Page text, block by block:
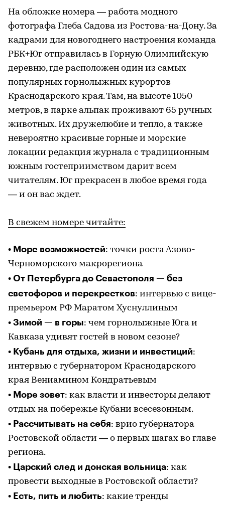
На обложке номера — работа модного
фотографа Глеба Садова из Ростова-на-Дону. За
кадрами для новогоднего настроения команда
РБК+Юг отправилась в Горную Олимпийскую
деревню, где расположен один из самых
популярных горнолыжных курортов
Краснодарского края. Там, на высоте 1050
метров, в парке альпак проживают 65 ручных
животных. Их дружелюбие и тепло, а также
невероятно красивые горные и морские
локации редакция журнала с традиционным
южным гостеприимством дарит всем
читателям. Юг прекрасен в любое время года
— и он вас ждет.
В свежем номере читайте:
• Море возможностей: точки роста Азово-
Черноморского макрорегиона
• От Петербурга до Севастополя — без
светофоров и перекрестков: интервью с вице-
премьером РФ Маратом Хуснуллиным
• Зимой — в горы: чем горнолыжные Юга и
Кавказа удивят гостей в новом сезоне?
• Кубань для отдыха, жизни и инвестиций:
интервью с губернатором Краснодарского
края Вениамином Кондратьевым
• Море зовет: как власти и инвесторы делают
отдых на побережье Кубани всесезонным.
• Рассчитывать на себя: врио губернатора
Ростовской области — о первых шагах во главе
региона.
• Царский след и донская вольница: как
провести выходные в Ростовской области?
• Есть, пить и любить: какие тренды